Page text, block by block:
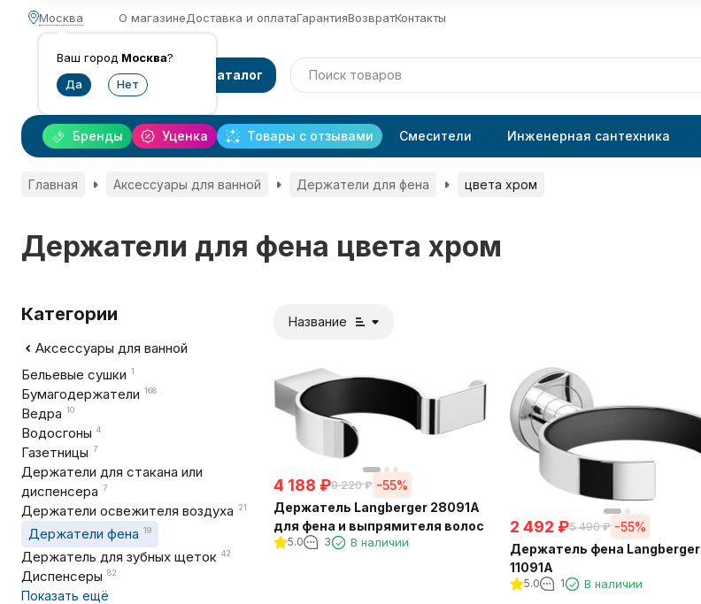
Москва
Ваш город Москва?
О магазинеДоставка и оплатаГарантияВозвратКонтакты
Каталог
Уценка Товары с отзывами
Бренды Смесители Инженерная сантехника
Главная Аксессуары для ванной Держатели для фена цвета хром
Держатели для фена цвета хром
Название
4 188 ₽9 220 ₽ -55%
Держатель Langberger 28091A
для фена и выпрямителя волос
5.0 3 В наличии
2 492 ₽5 490 ₽ -55%
Держатель фена Langberger
11091A
5.0 1 В наличии
Категории
Аксессуары для ванной
Бельевые сушки 1
Бумагодержатели 168
Ведра 10
Водосгоны 4
Газетницы 7
Держатели для стакана или
диспенсера 7
Держатели освежителя воздуха 21
Держатели фена 19
Держатель для зубных щеток 42
Диспенсеры 82
Показать ещё